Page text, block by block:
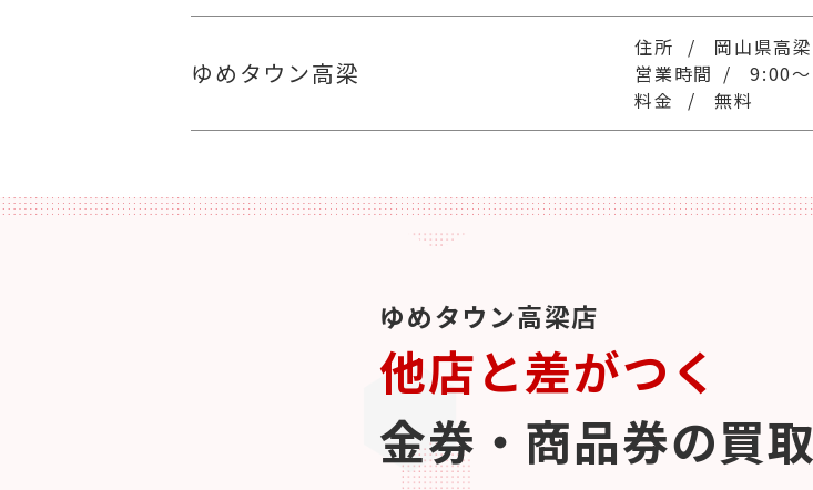
ゆめタウン高梁
岡山県高
9:00
無料
ゆめタウン高梁店
他店と差がつく
金券・商品券の買